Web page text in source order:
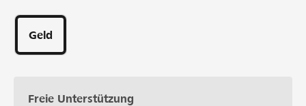
Geld
Freie Unterstützung